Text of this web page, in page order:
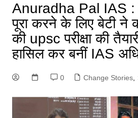
Anuradha Pal IAS :
पूरा करने के लिए बेटी ने
की upsc परीक्षा की
हासिल कर बनीं IAS
0 Change Stories,